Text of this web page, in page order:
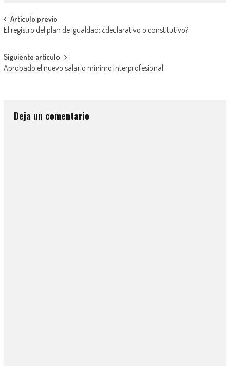
Artículo previo
El registro del plan de igualdad: ¿declarativo o constitutivo?
Siguiente artículo
Aprobado el nuevo salario mínimo interprofesional
Deja un comentario